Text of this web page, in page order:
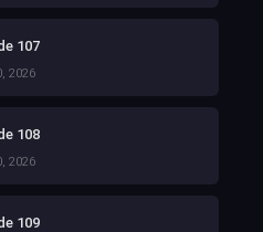
107
2026
108
2026
109